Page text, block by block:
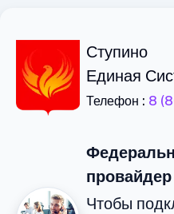
Ступино
Единая
Телефон : 8
провайдер
Чтобы